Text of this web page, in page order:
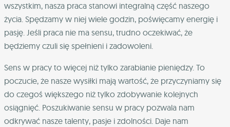
wszystkim, nasza praca stanowi integralną część naszego
życia. Spędzamy w niej wiele godzin, poświęcamy energię i
pasję. Jeśli praca nie ma sensu, trudno oczekiwać, że
będziemy czuli się spełnieni i zadowoleni.
Sens w pracy to więcej niż tylko zarabianie pieniędzy. To
poczucie, że nasze wysiłki mają wartość, że przyczyniamy się
do czegoś większego niż tylko zdobywanie kolejnych
osiągnięć. Poszukiwanie sensu w pracy pozwala nam
odkrywać nasze talenty, pasje i zdolności. Daje nam